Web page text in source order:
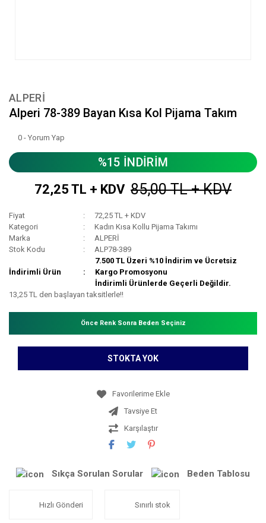
ALPERİ
Alperi 78-389 Bayan Kısa Kol Pijama Takım
0 - Yorum Yap
%15 İNDİRİM
72,25 TL + KDV 85,00 TL + KDV
Fiyat
72,25 TL + KDV
Kategori
Kadın Kısa Kollu Pijama Takımı
Marka
ALPERİ
Stok Kodu
ALP78-389
İndirimli Ürün
7.500 TL Üzeri %10 İndirim ve Ücretsiz
Kargo Promosyonu
İndirimli Ürünlerde Geçerli Değildir.
13,25 TL den başlayan taksitlerle!!
Önce Renk Sonra Beden Seçiniz
STOKTA YOK
Tavsiye Et
Karşılaştır
Sıkça Sorulan Sorular Beden Tablosu
Hızlı Gönderi Sınırlı stok